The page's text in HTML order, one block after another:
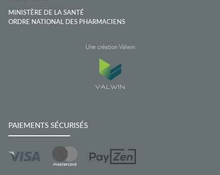
MINISTÈRE DE LA SANTÉ
ORDRE NATIONAL DES PHARMACIENS
Une création Valwin
PAIEMENTS SÉCURISÉS